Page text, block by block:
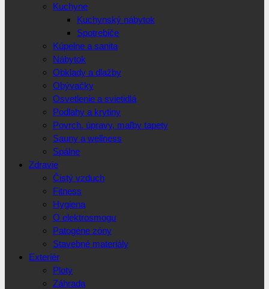
Kuchyne
Kuchynský nábytok
Spotrebiče
Kúpelne a sanita
Nábytok
Obklady a dlažby
Obývačky
Osvetlenie a svietidlá
Podlahy a krytiny
Povrch. úpravy, maľby tapety
Sauny a wellness
Spálne
Zdravie
Čistý vzduch
Fitness
Hygiena
O elektrosmogu
Patogéne zóny
Stavebné materiály
Exteriér
Ploty
Záhrada